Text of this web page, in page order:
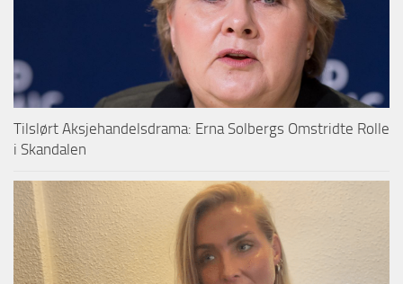
Tilslørt Aksjehandelsdrama: Erna Solbergs Omstridte Rolle
i Skandalen